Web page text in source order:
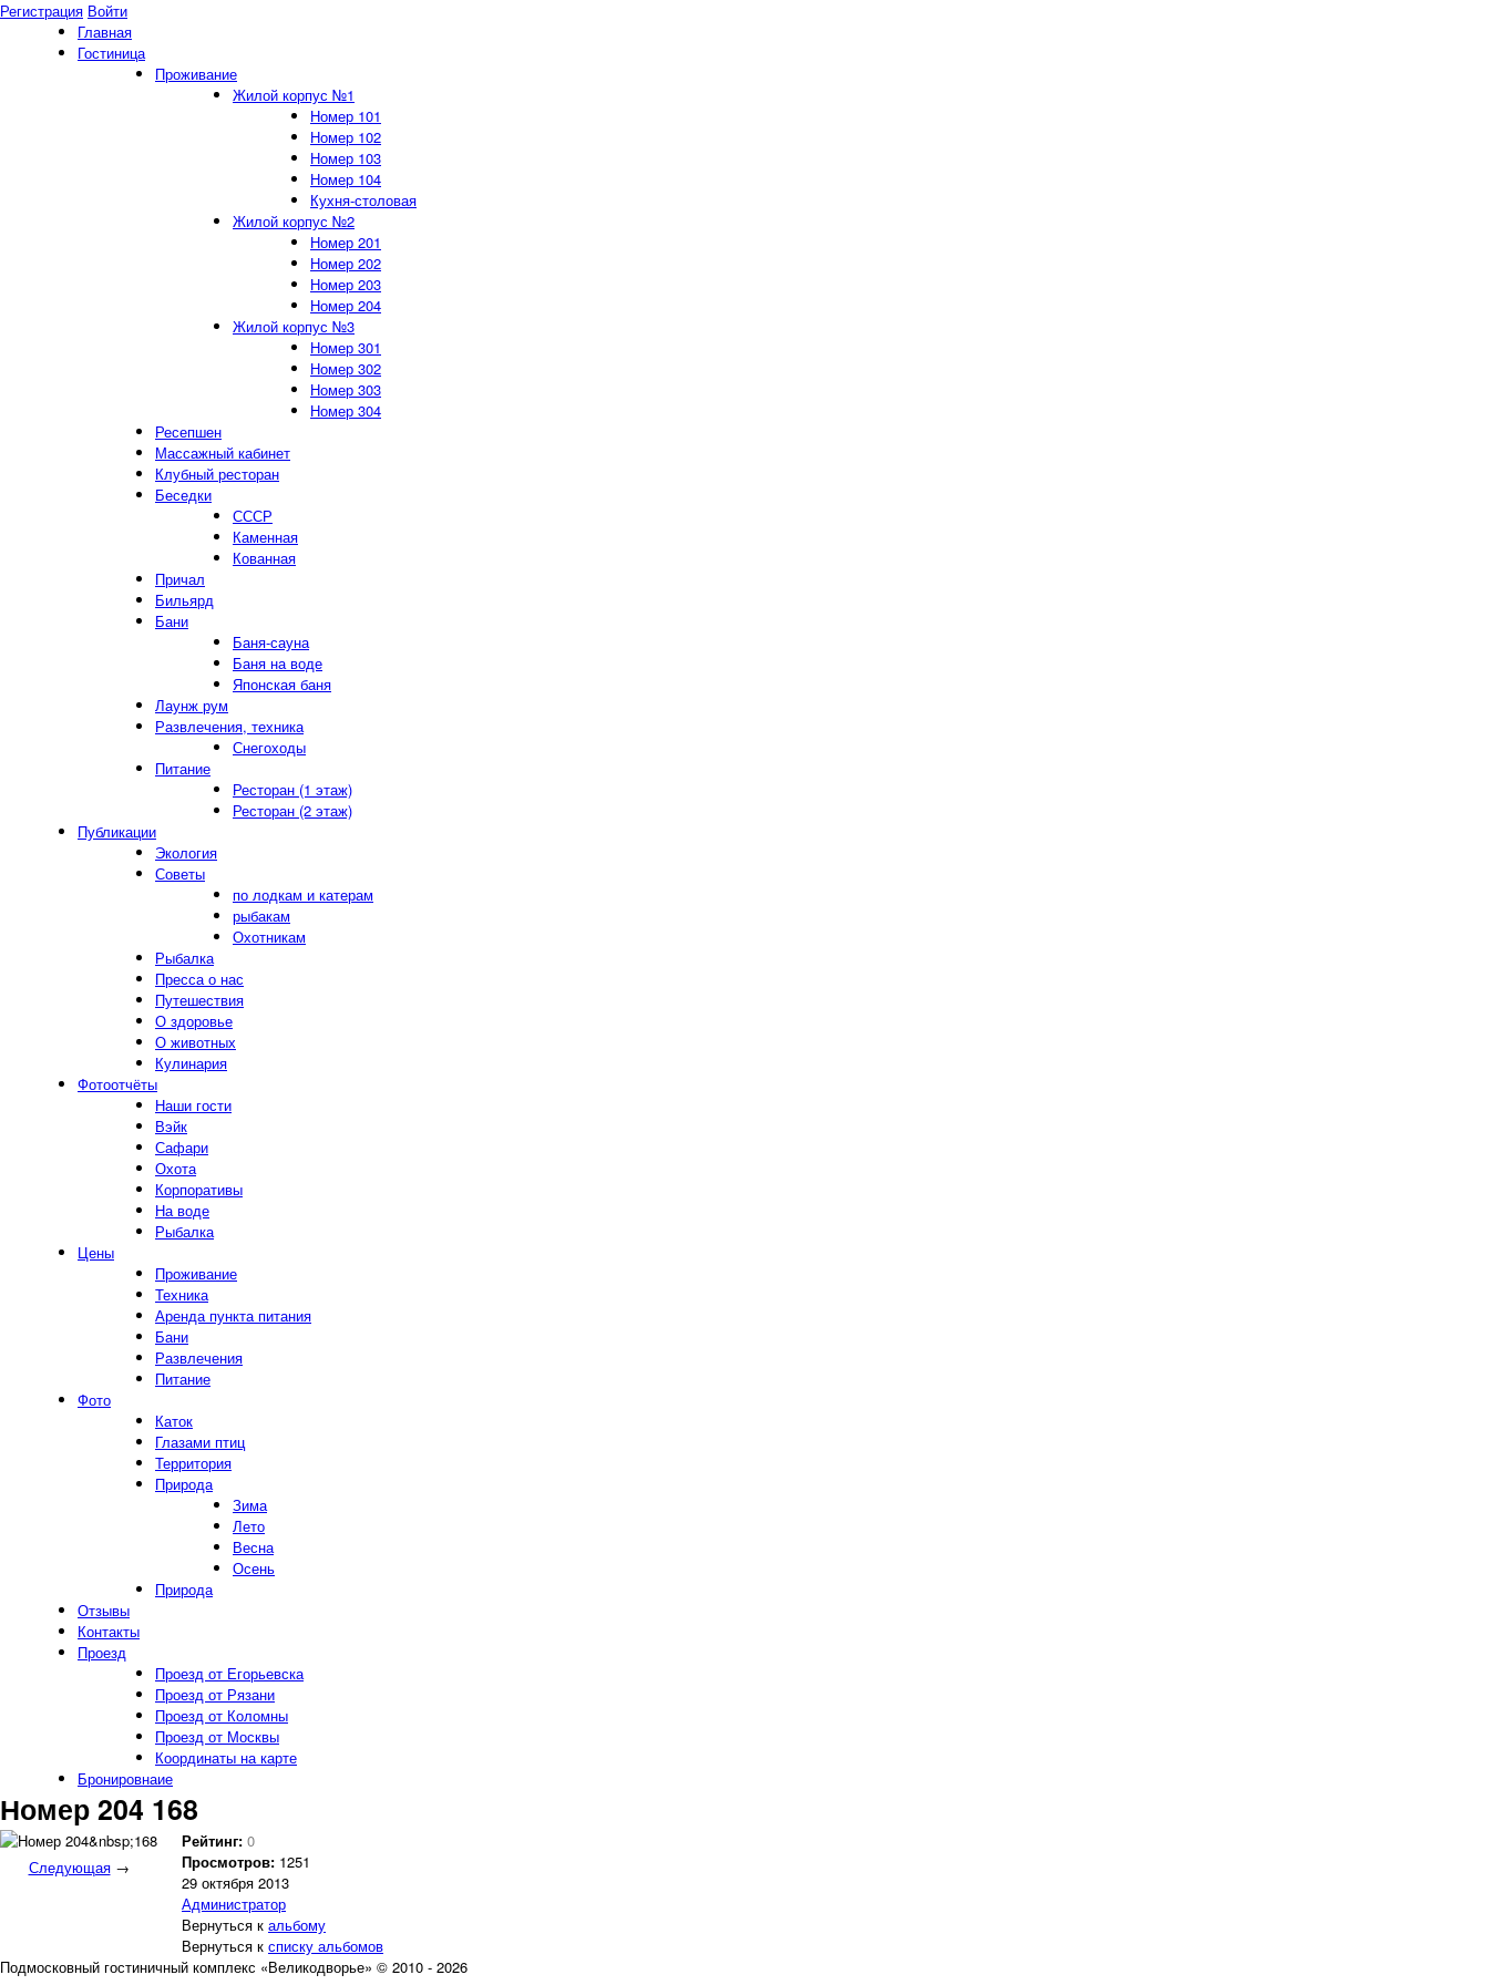
Регистрация Войти
Главная
Гостиница
Проживание
Жилой корпус №1
Номер 101
Номер 102
Номер 103
Номер 104
Кухня-столовая
Жилой корпус №2
Номер 201
Номер 202
Номер 203
Номер 204
Жилой корпус №3
Номер 301
Номер 302
Номер 303
Номер 304
Ресепшен
Массажный кабинет
Клубный ресторан
Беседки
СССР
Каменная
Кованная
Причал
Бильярд
Бани
Баня-сауна
Баня на воде
Японская баня
Лаунж рум
Развлечения, техника
Снегоходы
Питание
Ресторан (1 этаж)
Ресторан (2 этаж)
Публикации
Экология
Советы
по лодкам и катерам
рыбакам
Охотникам
Рыбалка
Пресса о нас
Путешествия
О здоровье
О животных
Кулинария
Фотоотчёты
Наши гости
Вэйк
Сафари
Охота
Корпоративы
На воде
Рыбалка
Цены
Проживание
Техника
Аренда пункта питания
Бани
Развлечения
Питание
Фото
Каток
Глазами птиц
Территория
Природа
Зима
Лето
Весна
Осень
Природа
Отзывы
Контакты
Проезд
Проезд от Егорьевска
Проезд от Рязани
Проезд от Коломны
Проезд от Москвы
Координаты на карте
Бронировнаие
Номер 204 168
Следующая→
Рейтинг: 0
Просмотров: 1251
29 октября 2013
Администратор
Вернуться к альбому
Вернуться к списку альбомов
Подмосковный гостиничный комплекс «Великодворье» © 2010 - 2026